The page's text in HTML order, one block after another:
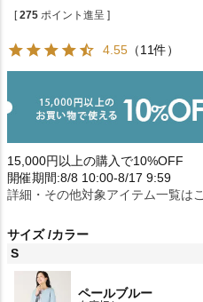
[ 275 ポイント進呈 ]
4.55 （11件）
15,000円以上の購入で10%OFF
開催期間:8/8 10:00-8/17 9:59
詳細・その他対象アイテム一覧は
サイズ カラー
S
ペールブルー